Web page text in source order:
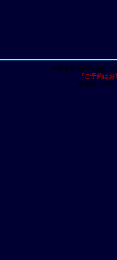
兵庫県豊岡市津居山
『ご予約は
連絡先：